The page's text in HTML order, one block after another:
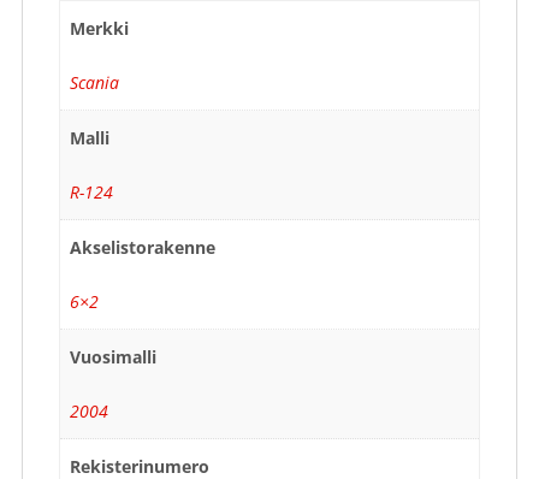
Merkki
Scania
Malli
R-124
Akselistorakenne
6×2
Vuosimalli
2004
Rekisterinumero